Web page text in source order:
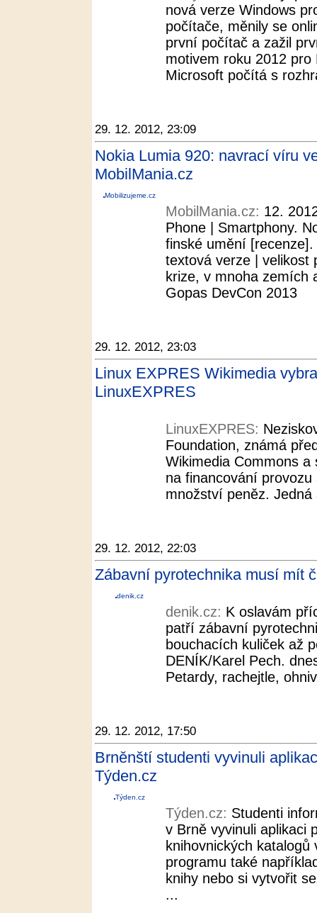
nová verze Windows
počítače, měnily se
první počítač a zažil
motivem roku 2012
Microsoft počítá s
29. 12. 2012, 23:09
Nokia Lumia 920: navrací víru
MobilMania.cz
Mobilizujeme.cz
MobilMania.cz: 12.
Phone | Smartphony.
finské umění
textová verze | velikost
krize, v mnoha zemích
Gopas DevCon 2013
29. 12. 2012, 23:03
Linux EXPRES Wikimedia
LinuxEXPRES
LinuxEXPRES:
Foundation, známá
Wikimedia Commons
na financování
množství peněz.
29. 12. 2012, 22:03
Zábavní pyrotechnika musí mít
denik.cz
denik.cz: K oslavám
patří zábavní
bouchacích kuliček až
DENÍK/Karel Pech.
Petardy, rachejtle,
29. 12. 2012, 17:50
Brněnští studenti vyvinuli
Týden.cz
Týden.cz
Týden.cz: Studenti
v Brně vyvinuli aplikaci
knihovnických
programu také
knihy nebo si vytvořit
...